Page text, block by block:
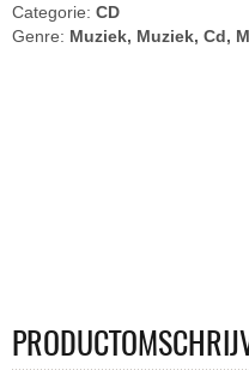
Categorie: CD
Genre: Muziek, Muziek, Cd,